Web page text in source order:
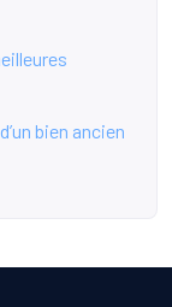
bien ancien